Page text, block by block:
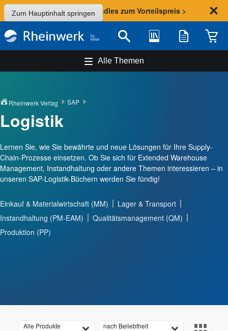
Zum Hauptinhalt springen
Sommer-Aktion: Bundles zum Vorteilspreis >
Suche Bibliothek Merkliste
Alle Themen
Rheinwerk Verlag SAP
Logistik
Lernen Sie, wie Sie bewährte und neue Lösungen für Ihre Supply-
Chain-Prozesse einsetzen. Ob Sie sich für Extended Warehouse
Management, Instandhaltung oder andere Themen interessieren – in
unseren SAP-Logistik-Büchern werden Sie fündig!
Einkauf & Materialwirtschaft (MM)
Lager & Transport
Instandhaltung (PM-EAM)
Qualitätsmanagement (QM)
Produktion (PP)
Alle Produkte nach Beliebtheit